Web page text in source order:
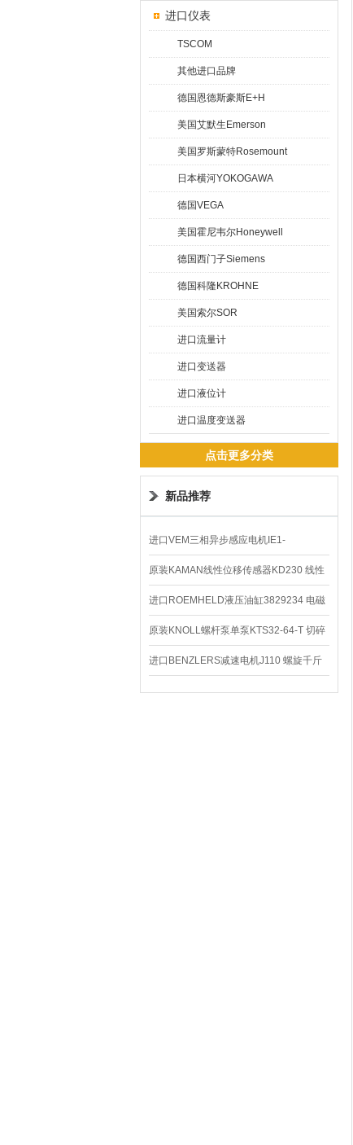
进口仪表
TSCOM
其他进口品牌
德国恩德斯豪斯E+H
美国艾默生Emerson
美国罗斯蒙特Rosemount
日本横河YOKOGAWA
德国VEGA
美国霍尼韦尔Honeywell
德国西门子Siemens
德国科隆KROHNE
美国索尔SOR
进口流量计
进口变送器
进口液位计
进口温度变送器
点击更多分类
新品推荐
进口VEM三相异步感应电机IE1-
K21R80G4马达
原装KAMAN线性位移传感器KD230 线性
编码器
进口ROEMHELD液压油缸3829234 电磁
阀定位器
原装KNOLL螺杆泵单泵KTS32-64-T 切碎
排屑机
进口BENZLERS减速电机J110 螺旋千斤
顶BD-58